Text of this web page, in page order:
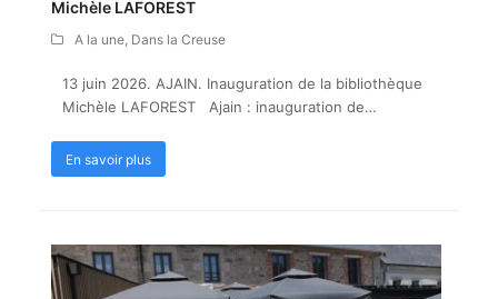
Michèle LAFOREST
A la une, Dans la Creuse
13 juin 2026. AJAIN. Inauguration de la bibliothèque
Michèle LAFOREST Ajain : inauguration de…
En savoir plus